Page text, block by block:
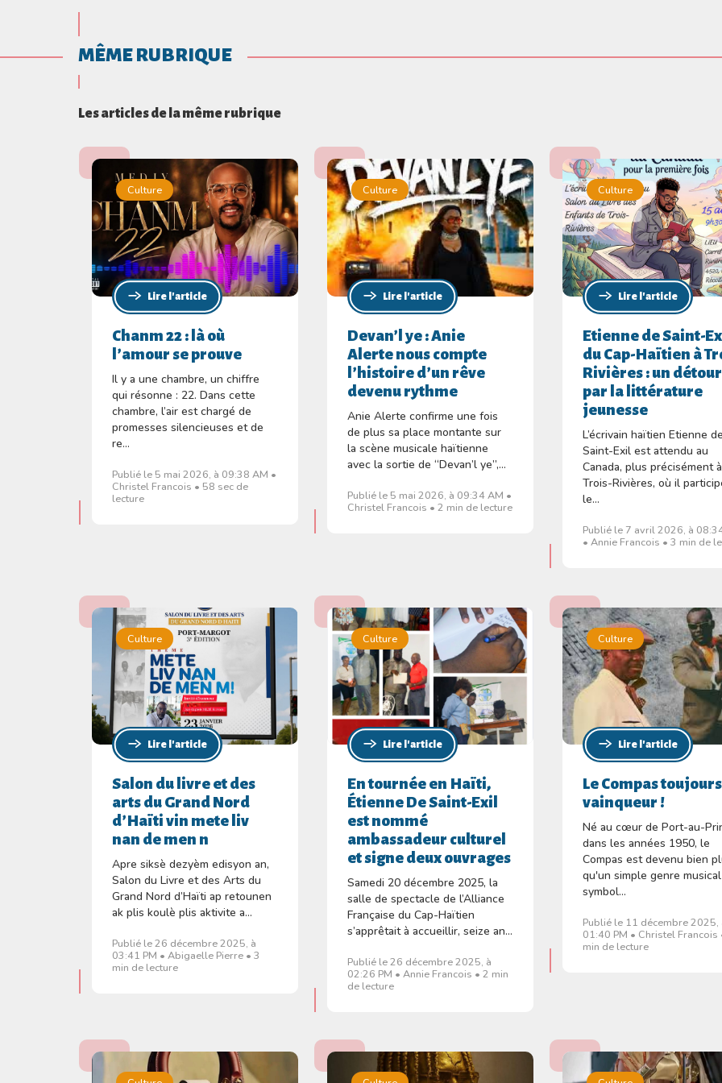
MÊME RUBRIQUE
Les articles de la même rubrique
Culture
Lire l'article
Chanm 22 : là où
l’amour se prouve
Il y a une chambre, un chiffre
qui résonne : 22. Dans cette
chambre, l’air est chargé de
promesses silencieuses et de
re...
Publié le 5 mai 2026, à 09:38 AM •
Christel Francois • 58 sec de
lecture
Culture
Lire l'article
Devan’l ye : Anie
Alerte nous compte
l’histoire d’un rêve
devenu rythme
Anie Alerte confirme une fois
de plus sa place montante sur
la scène musicale haïtienne
avec la sortie de “Devan’l ye”,...
Publié le 5 mai 2026, à 09:34 AM •
Christel Francois • 2 min de lecture
Culture
Lire l'article
Etienne de Saint-
du Cap-Haïtien à
Rivières : un détour
par la littérature
jeunesse
L’écrivain haïtien Etienne
Saint-Exil est attendu au
Canada, plus précisément à
Trois-Rivières, où il
le...
Publié le 7 avril 2026, à
• Annie Francois • 3 min de
Culture
Lire l'article
Salon du livre et des
arts du Grand Nord
d’Haïti vin mete liv
nan de men n
Apre siksè dezyèm edisyon an,
Salon du Livre et des Arts du
Grand Nord d’Haïti ap retounen
ak plis koulè plis aktivite a...
Publié le 26 décembre 2025, à
03:41 PM • Abigaelle Pierre • 3
min de lecture
Culture
Lire l'article
En tournée en Haïti,
Étienne De Saint-Exil
est nommé
ambassadeur culturel
et signe deux ouvrages
Samedi 20 décembre 2025, la
salle de spectacle de l’Alliance
Française du Cap-Haïtien
s’apprêtait à accueillir, seize an...
Publié le 26 décembre 2025, à
02:26 PM • Annie Francois • 2 min
de lecture
Culture
Lire l'article
Le Compas toujours
vainqueur !
Né au cœur de Port-au-
dans les années 1950, le
Compas est devenu bien
qu'un simple genre
symbol...
Publié le 11 décembre 2025,
01:40 PM • Christel Francois
min de lecture